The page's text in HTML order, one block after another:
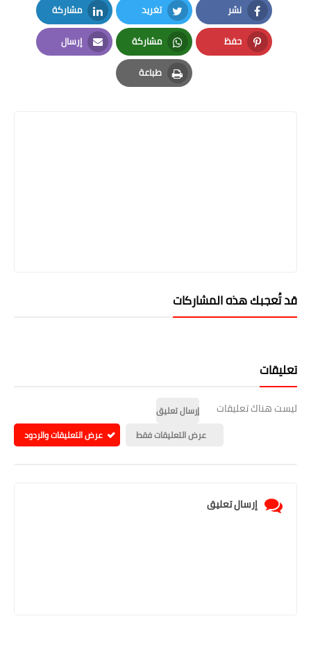
نشر
Facebook
تغريد
Twitter
مشاركة
LinkedIn
حفظ
Pinterest
مشاركة
Whatsapp
إرسال
Email
طباعة
Print
قد تُعجبك هذه المشاركات
تعليقات
ليست هناك تعليقات
إرسال تعليق
عرض التعليقات فقط
عرض التعليقات والردود
إرسال تعليق